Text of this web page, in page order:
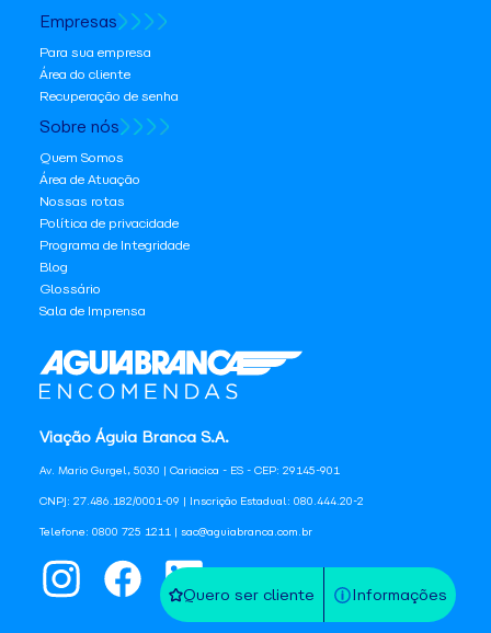
Quero ser cliente Informações
Viação Águia Branca S.A.
Av. Mario Gurgel, 5030 | Cariacica - ES - CEP: 29145-901
CNPJ: 27.486.182/0001-09 | Inscrição Estadual: 080.444.20-2
Telefone: 0800 725 1211 | sac@aguiabranca.com.br
Empresas
Para sua empresa
Área do cliente
Recuperação de senha
Sobre nós
Quem Somos
Área de Atuação
Nossas rotas
Política de privacidade
Programa de Integridade
Blog
Glossário
Sala de Imprensa